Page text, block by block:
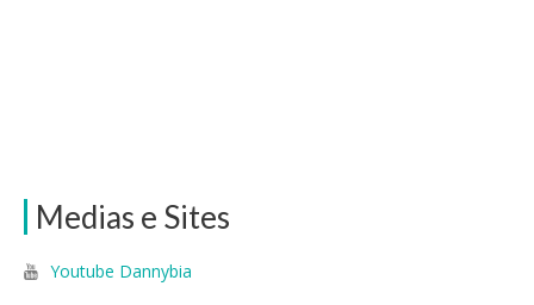
Medias e Sites
Youtube Dannybia